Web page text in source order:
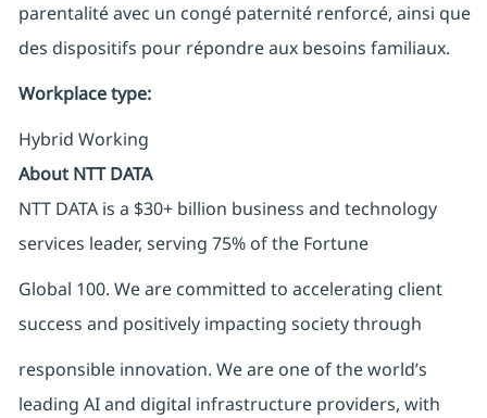
parentalité avec un congé paternité renforcé, ainsi que
des dispositifs pour répondre aux besoins familiaux.
Workplace type:
Hybrid Working
About NTT DATA
NTT DATA is a $30+ billion business and technology
services leader, serving 75% of the Fortune
Global 100. We are committed to accelerating client
success and positively impacting society through
responsible innovation. We are one of the world’s
leading AI and digital infrastructure providers, with